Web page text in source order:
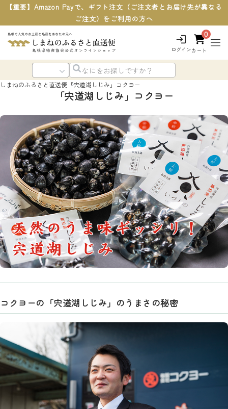
【重要】Amazon Payで、ギフト注文（ご注文者とお届け先が異なる
ご注文）をご利用の方へ
ログイン
0
カート
しまねのふるさと直送便 「宍道湖しじみ」コクヨー
「宍道湖しじみ」コクヨー
コクヨーの「宍道湖しじみ」のうまさの秘密